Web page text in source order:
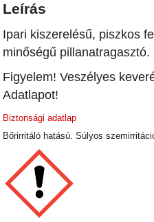
Leírás
Ipari kiszerelésű, piszkos
minőségű pillanatragasztó.
Figyelem! Veszélyes
Adatlapot!
Biztonsági adatlap
Bőrirritáló hatású. Súlyos